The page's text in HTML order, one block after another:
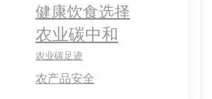
健康饮食选择
农业碳中和
农业碳足迹
农产品安全